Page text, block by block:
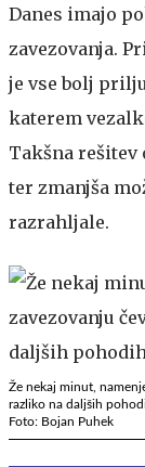
Danes imajo
zavezovanja.
je vse bolj
katerem
Takšna rešitev
ter zmanjša
razrahljale.
Že nekaj minut,
razliko na daljših
Foto: Bojan Puhek